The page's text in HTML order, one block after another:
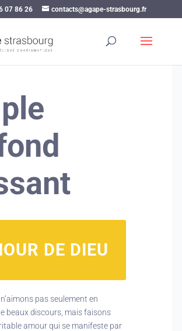
07 86 26 contacts@agape-strasbourg.fr
DE DIEU
pas seulement en
beaux discours, mais faisons
amour qui se manifeste par